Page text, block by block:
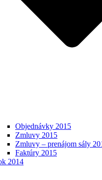
Objednávky 2015
Zmluvy 2015
Zmluvy – prenájom sály
Faktúry 2015
2014